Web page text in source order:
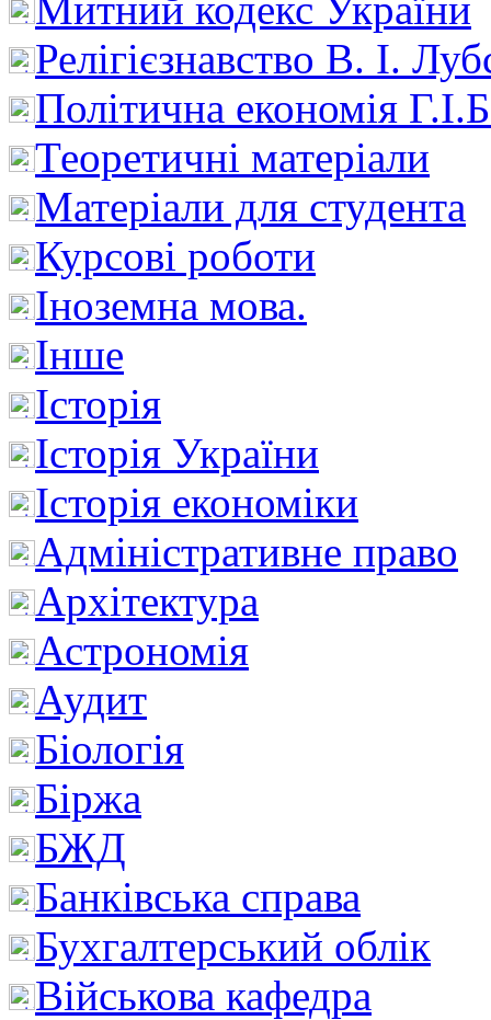
Релігієзнавство В. І.
Політична економія
Теоретичні матеріали
Матеріали для студента
Курсові роботи
Іноземна мова.
Інше
Історія
Історія України
Історія економіки
Адміністративне право
Архітектура
Астрономія
Аудит
Біологія
Біржа
БЖД
Банківська справа
Бухгалтерський облік
Військова кафедра